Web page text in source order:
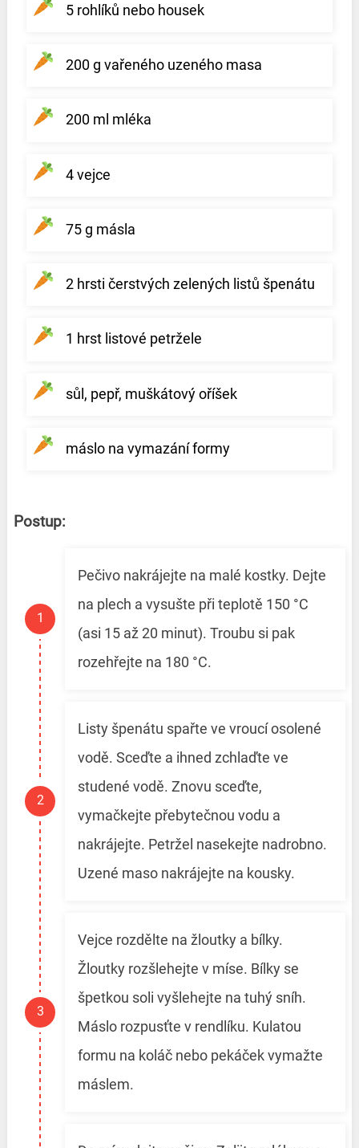
5 rohlíků nebo housek
200 g vařeného uzeného masa
200 ml mléka
4 vejce
75 g másla
2 hrsti čerstvých zelených listů špenátu
1 hrst listové petržele
sůl, pepř, muškátový oříšek
máslo na vymazání formy
Postup:
Pečivo nakrájejte na malé kostky. Dejte
na plech a vysušte při teplotě 150 °C
(asi 15 až 20 minut). Troubu si pak
rozehřejte na 180 °C.
Listy špenátu spařte ve vroucí osolené
vodě. Sceďte a ihned zchlaďte ve
studené vodě. Znovu sceďte,
vymačkejte přebytečnou vodu a
nakrájejte. Petržel nasekejte nadrobno.
Uzené maso nakrájejte na kousky.
Vejce rozdělte na žloutky a bílky.
Žloutky rozšlehejte v míse. Bílky se
špetkou soli vyšlehejte na tuhý sníh.
Máslo rozpusťte v rendlíku. Kulatou
formu na koláč nebo pekáček vymažte
máslem.